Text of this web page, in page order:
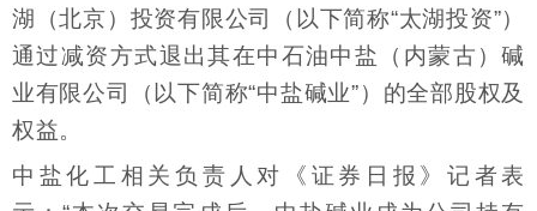
湖（北京）投资有限公司（以下简称“太湖投资”）
通过减资方式退出其在中石油中盐（内蒙古）碱
业有限公司（以下简称“中盐碱业”）的全部股权及
权益。
中盐化工相关负责人对《证券日报》记者表